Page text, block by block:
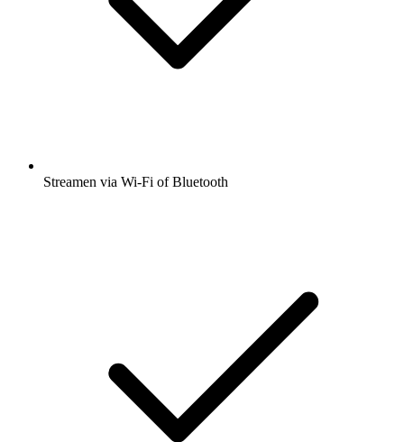
Streamen via Wi-Fi of Bluetooth